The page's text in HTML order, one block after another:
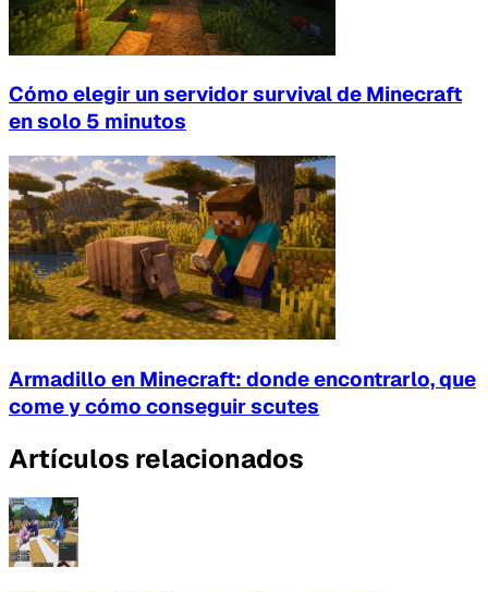
Cómo elegir un servidor survival de Minecraft
en solo 5 minutos
Armadillo en Minecraft: donde encontrarlo, que
come y cómo conseguir scutes
Artículos relacionados